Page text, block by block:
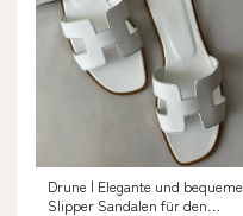
Drune | Elegante und bequeme
Slipper Sandalen für den